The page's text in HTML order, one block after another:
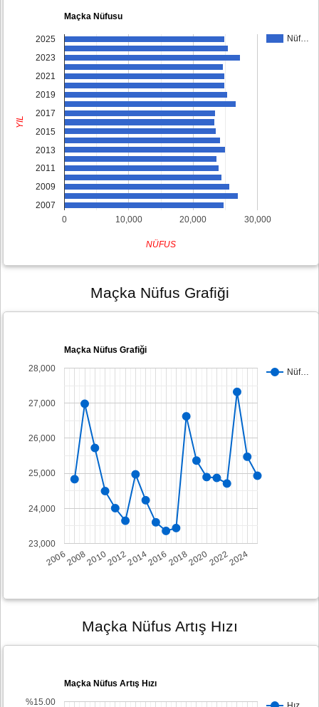
Maçka Nüfusu
Nüf…
0 10,000 20,000 30,000
2025
2023
2021
2019
2017
2015
2013
2011
2009
2007
NÜFUS
YIL
Maçka Nüfus Grafiği
Maçka Nüfus Grafiği
Nüf…
2006200820102012201420162018202020222024
23,000
24,000
25,000
26,000
27,000
28,000
Maçka Nüfus Artış Hızı
Maçka Nüfus Artış Hızı
%15.00